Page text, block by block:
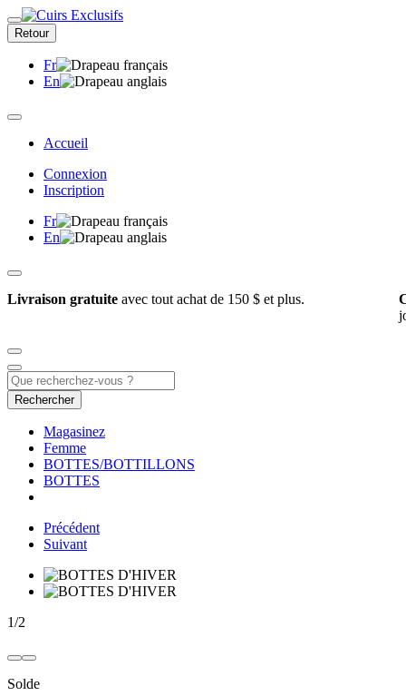
Retour
Fr
En
Accueil
Connexion
Inscription
Fr
En
Livraison gratuite avec tout achat de 150 $ et plus.
Rechercher
Magasinez
Femme
BOTTES/BOTTILLONS
BOTTES
Précédent
Suivant
1/2
Solde